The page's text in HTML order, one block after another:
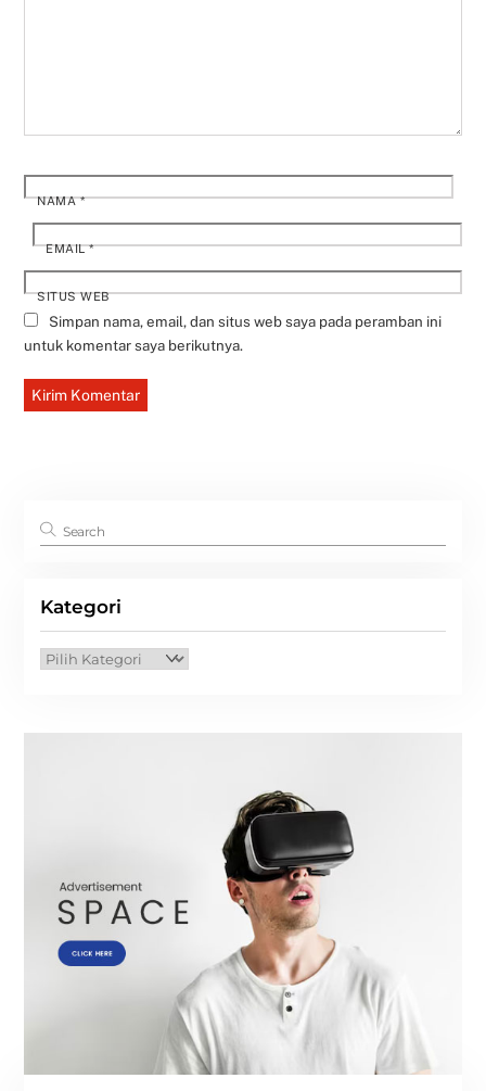
NAMA*
EMAIL*
SITUS WEB
Simpan nama, email, dan situs web saya pada peramban ini
untuk komentar saya berikutnya.
Kategori
Kategori